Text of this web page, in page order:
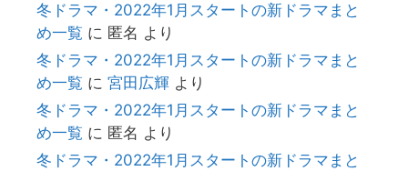
冬ドラマ・2022年1月スタートの新ドラマまと
め一覧 に 匿名 より
冬ドラマ・2022年1月スタートの新ドラマまと
め一覧 に 宮田広輝 より
冬ドラマ・2022年1月スタートの新ドラマまと
め一覧 に 匿名 より
冬ドラマ・2022年1月スタートの新ドラマまと